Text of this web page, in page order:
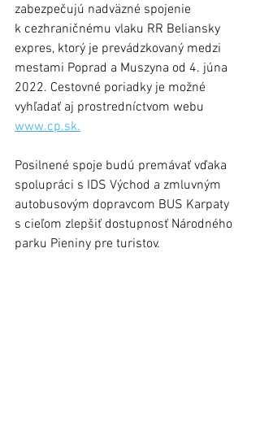
zabezpečujú nadväzné spojenie
k cezhraničnému vlaku RR Beliansky
expres, ktorý je prevádzkovaný medzi
mestami Poprad a Muszyna od 4. júna
2022. Cestovné poriadky je možné
vyhľadať aj prostredníctvom webu
www.cp.sk.
Posilnené spoje budú premávať vďaka
spolupráci s IDS Východ a zmluvným
autobusovým dopravcom BUS Karpaty
s cieľom zlepšiť dostupnosť Národného
parku Pieniny pre turistov.